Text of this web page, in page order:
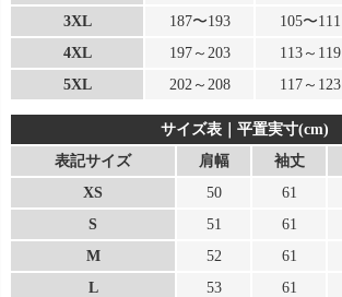
3XL
187〜193 105〜111
4XL
197～203 113～119
5XL
202～208 117～123
サイズ表｜平置実寸(cm)
表記サイズ
肩幅 袖丈
XS
50 61
S
51 61
M
52 61
L
53 61